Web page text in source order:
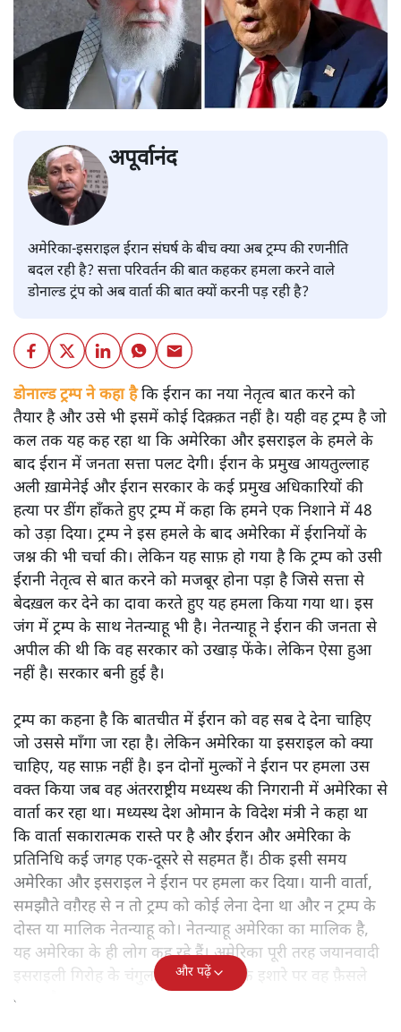
अपूर्वानंद
अमेरिका-इसराइल ईरान संघर्ष के बीच क्या अब ट्रम्प की रणनीति
बदल रही है? सत्ता परिवर्तन की बात कहकर हमला करने वाले
डोनाल्ड ट्रंप को अब वार्ता की बात क्यों करनी पड़ रही है?
डोनाल्ड ट्रम्प ने कहा हैकि ईरान का नया नेतृत्व बात करने को
तैयार है और उसे भी इसमें कोई दिक़्क़त नहीं है। यही वह ट्रम्प है जो
कल तक यह कह रहा था कि अमेरिका और इसराइल के हमले के
बाद ईरान में जनता सत्ता पलट देगी। ईरान के प्रमुख आयतुल्लाह
अली ख़ामेनेई और ईरान सरकार के कई प्रमुख अधिकारियों की
हत्या पर डींग हाँकते हुए ट्रम्प में कहा कि हमने एक निशाने में 48
को उड़ा दिया। ट्रम्प ने इस हमले के बाद अमेरिका में ईरानियों के
जश्न की भी चर्चा की। लेकिन यह साफ़ हो गया है कि ट्रम्प को उसी
ईरानी नेतृत्व से बात करने को मजबूर होना पड़ा है जिसे सत्ता से
बेदख़ल कर देने का दावा करते हुए यह हमला किया गया था। इस
जंग में ट्रम्प के साथ नेतन्याहू भी है। नेतन्याहू ने ईरान की जनता से
अपील की थी कि वह सरकार को उखाड़ फेंके। लेकिन ऐसा हुआ
नहीं है। सरकार बनी हुई है।
ट्रम्प का कहना है कि बातचीत में ईरान को वह सब दे देना चाहिए
जो उससे माँगा जा रहा है। लेकिन अमेरिका या इसराइल को क्या
चाहिए, यह साफ़ नहीं है। इन दोनों मुल्कों ने ईरान पर हमला उस
वक्त किया जब वह अंतरराष्ट्रीय मध्यस्थ की निगरानी में अमेरिका से
वार्ता कर रहा था। मध्यस्थ देश ओमान के विदेश मंत्री ने कहा था
कि वार्ता सकारात्मक रास्ते पर है और ईरान और अमेरिका के
प्रतिनिधि कई जगह एक-दूसरे से सहमत हैं। ठीक इसी समय
अमेरिका और इसराइल ने ईरान पर हमला कर दिया। यानी वार्ता,
समझौते वग़ैरह से न तो ट्रम्प को कोई लेना देना था और न ट्रम्प के
दोस्त या मालिक नेतन्याहू को। नेतन्याहू अमेरिका का मालिक है,
यह अमेरिका के ही लोग कह रहे हैं। अमेरिका पूरी तरह जयानवादी
इसराइली गिरोह के चंगुल में है और उसी के इशारे पर वह फ़ैसले
करता है।
और पढ़ें